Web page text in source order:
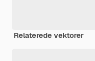
Relaterede vektorer